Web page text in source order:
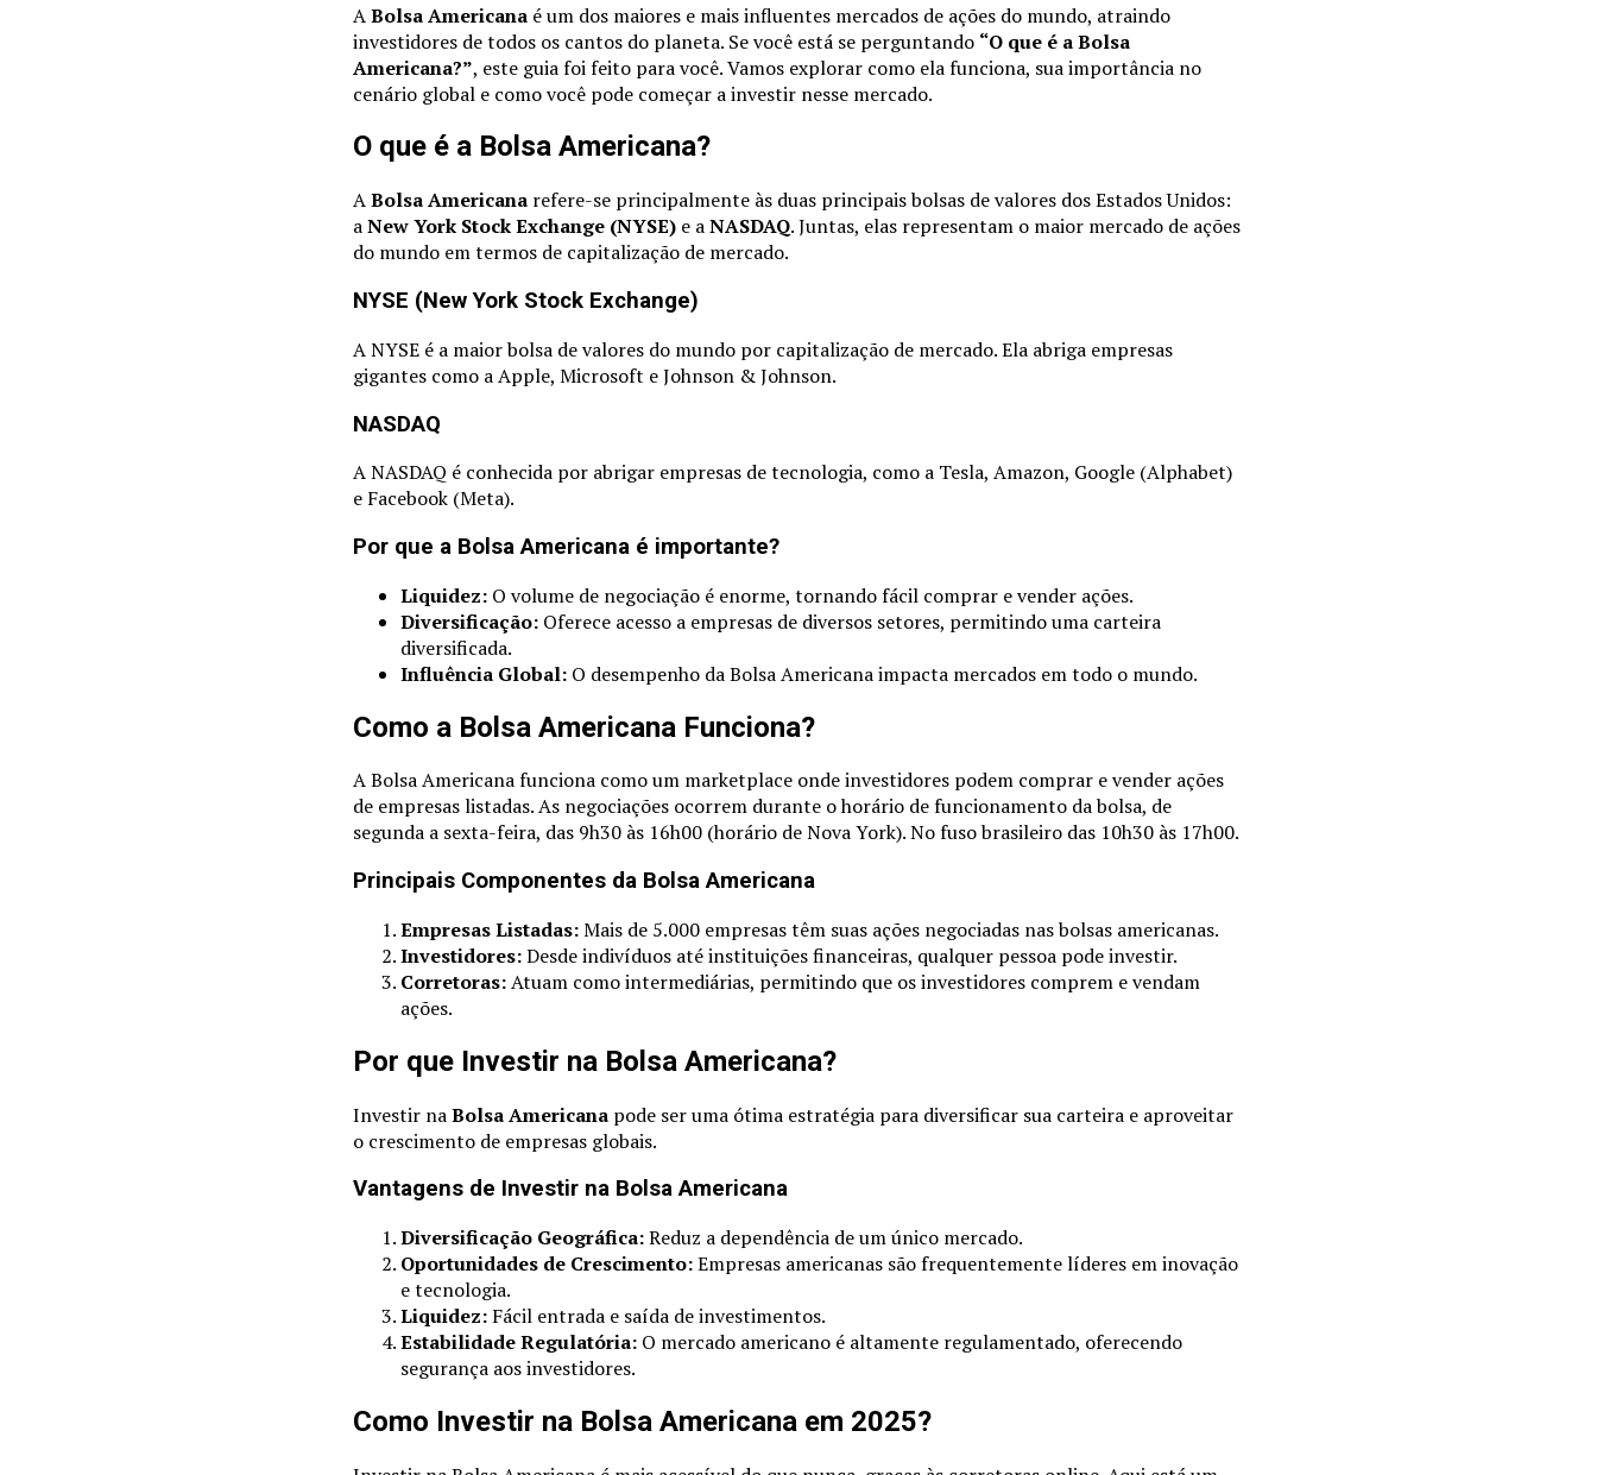
ABolsa Americana é um dos maiores e mais influentes mercados de ações do mundo, atraindo
investidores de todos os cantos do planeta. Se você está se perguntando “O que é a Bolsa
Americana?”, este guia foi feito para você. Vamos explorar como ela funciona, sua importância no
cenário global e como você pode começar a investir nesse mercado.
O que é a Bolsa Americana?
ABolsa Americana refere-se principalmente às duas principais bolsas de valores dos Estados Unidos:
aNew York Stock Exchange (NYSE) e aNASDAQ. Juntas, elas representam o maior mercado de ações
do mundo em termos de capitalização de mercado.
NYSE (New York Stock Exchange)
A NYSE é a maior bolsa de valores do mundo por capitalização de mercado. Ela abriga empresas
gigantes como a Apple, Microsoft e Johnson & Johnson.
NASDAQ
A NASDAQ é conhecida por abrigar empresas de tecnologia, como a Tesla, Amazon, Google (Alphabet)
e Facebook (Meta).
Por que a Bolsa Americana é importante?
Liquidez: O volume de negociação é enorme, tornando fácil comprar e vender ações.
Diversificação: Oferece acesso a empresas de diversos setores, permitindo uma carteira
diversificada.
Influência Global: O desempenho da Bolsa Americana impacta mercados em todo o mundo.
Como a Bolsa Americana Funciona?
A Bolsa Americana funciona como um marketplace onde investidores podem comprar e vender ações
de empresas listadas. As negociações ocorrem durante o horário de funcionamento da bolsa, de
segunda a sexta-feira, das 9h30 às 16h00 (horário de Nova York). No fuso brasileiro das 10h30 às 17h00.
Principais Componentes da Bolsa Americana
Empresas Listadas:Mais de 5.000 empresas têm suas ações negociadas nas bolsas americanas.
Investidores:Desde indivíduos até instituições financeiras, qualquer pessoa pode investir.
Corretoras:Atuam como intermediárias, permitindo que os investidores comprem e vendam
ações.
Por que Investir na Bolsa Americana?
Investir naBolsa Americana pode ser uma ótima estratégia para diversificar sua carteira e aproveitar
o crescimento de empresas globais.
Vantagens de Investir na Bolsa Americana
Diversificação Geográfica:Reduz a dependência de um único mercado.
Oportunidades de Crescimento:Empresas americanas são frequentemente líderes em inovação
e tecnologia.
Liquidez: Fácil entrada e saída de investimentos.
Estabilidade Regulatória: O mercado americano é altamente regulamentado, oferecendo
segurança aos investidores.
Como Investir na Bolsa Americana em 2025?